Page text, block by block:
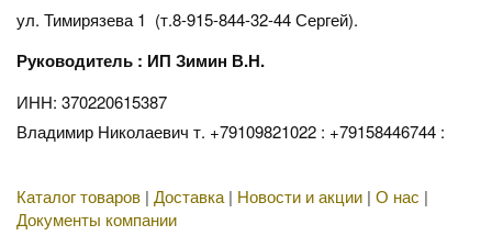
ул. Тимирязева 1 (т.8-915-844-32-44 Сергей).
Руководитель : ИП Зимин В.Н.
ИНН: 370220615387
Владимир Николаевич т. +79109821022 : +79158446744 :
Каталог товаров | Доставка | Новости и акции | О нас |
Документы компании